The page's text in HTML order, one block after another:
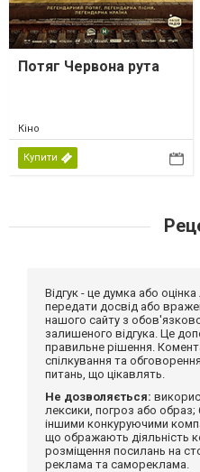
Потяг Червона рута
Кіно
Купити
Відгук - це думка або
передати досвід або
нашого сайту з
залишеного відгука. Це
правильне рішення.
спілкування та
питань, що цікавлять.
Не дозволяється:
лексики, погроз або
іншими конкуруючими
що ображають діяльність
розміщення посилань на
реклама та самореклама.